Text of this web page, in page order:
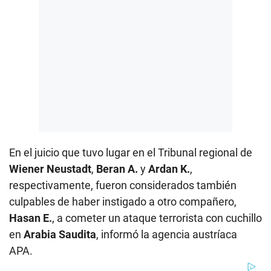
En el juicio que tuvo lugar en el Tribunal regional de
Wiener Neustadt, Beran A. yArdan K.,
respectivamente, fueron considerados también
culpables de haber instigado a otro compañero,
Hasan E., a cometer un ataque terrorista con cuchillo
en Arabia Saudita, informó la agencia austríaca
APA.